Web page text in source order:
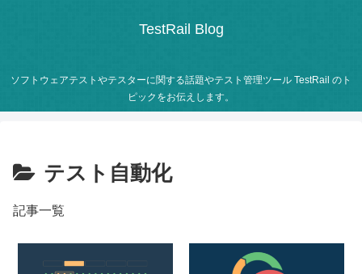
TestRail Blog
ソフトウェアテストやテスターに関する話題やテスト管理ツール TestRail のト
ピックをお伝えします。
テスト自動化
記事一覧